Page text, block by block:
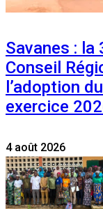
Savanes : la
Conseil
l’adoption
exercice
4 août 2026